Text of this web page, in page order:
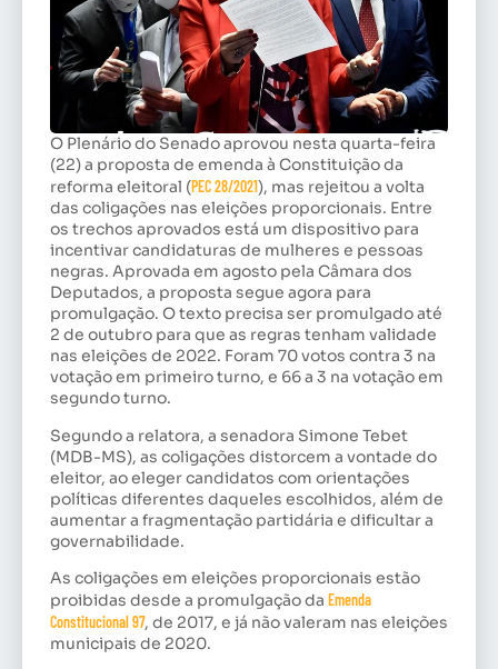
O Plenário do Senado aprovou nesta quarta-feira
(22) a proposta de emenda à Constituição da
reforma eleitoral (PEC 28/2021), mas rejeitou a volta
das coligações nas eleições proporcionais. Entre
os trechos aprovados está um dispositivo para
incentivar candidaturas de mulheres e pessoas
negras. Aprovada em agosto pela Câmara dos
Deputados, a proposta segue agora para
promulgação. O texto precisa ser promulgado até
2 de outubro para que as regras tenham validade
nas eleições de 2022. Foram 70 votos contra 3 na
votação em primeiro turno, e 66 a 3 na votação em
segundo turno.
Segundo a relatora, a senadora Simone Tebet
(MDB-MS), as coligações distorcem a vontade do
eleitor, ao eleger candidatos com orientações
políticas diferentes daqueles escolhidos, além de
aumentar a fragmentação partidária e dificultar a
governabilidade.
As coligações em eleições proporcionais estão
proibidas desde a promulgação da Emenda
Constitucional 97, de 2017, e já não valeram nas eleições
municipais de 2020.